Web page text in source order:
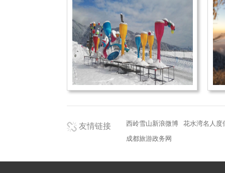
友情链接 西岭雪山新浪微博
花水湾名人度
成都旅游政务网